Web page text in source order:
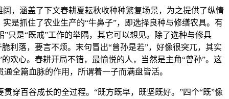
，涵盖了下文春耕夏耘秋收种种繁复场景，为之提供了纵情
是抓住了农业生产的“牛鼻子”，即选择良种与修缮农具。有
只是“既戒”工作的举隅，其它可以想见。除了选种与修具
利落，要言不烦。末句冒出“曾孙是若”，好像很突兀，其实
欢心。春耕开局不错，最愉悦的人，当然是主角“曾孙”。这
全篇血脉的作用，所谓着一子而满盘皆活。
穿百谷成长的全过程。“既方既皁，既坚既好。”四个“既”像